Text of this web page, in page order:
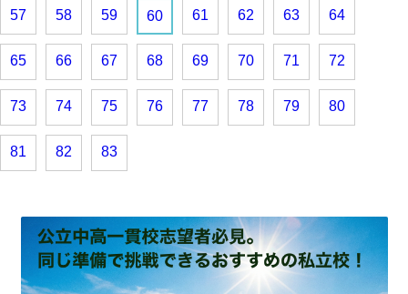
57 58 59 60 61 62 63 64
65 66 67 68 69 70 71 72
73 74 75 76 77 78 79 80
81 82 83